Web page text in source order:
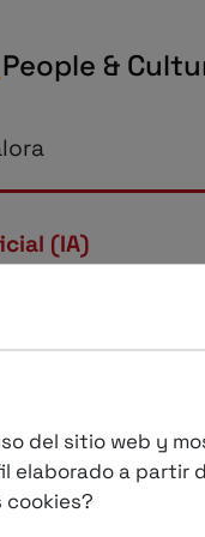
People &
(IA)
de
hay una pieza
del sitio web y
elaborado a partir
cookies?